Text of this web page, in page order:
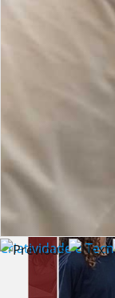
Criatividade e